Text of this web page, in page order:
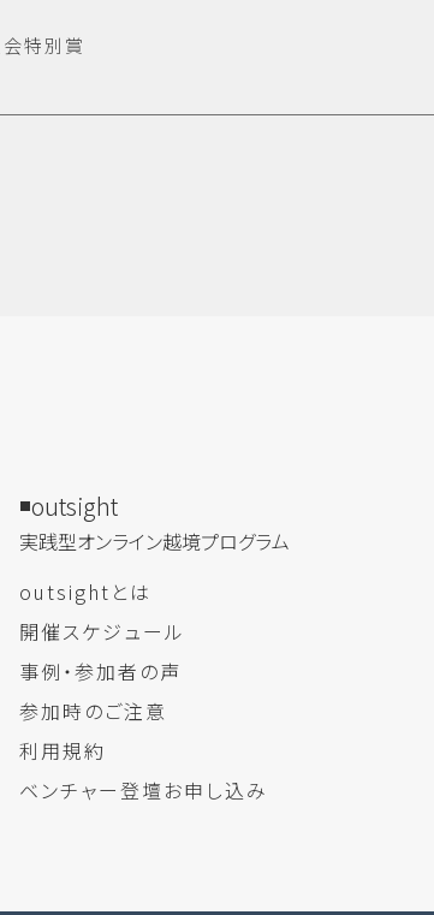
特別賞
outsight
実践型オンライン​越境プログラム
outsightとは
開催スケジュール
事例・参加者の声
参加時のご注意
利用規約
ベンチャー登壇お申し込み